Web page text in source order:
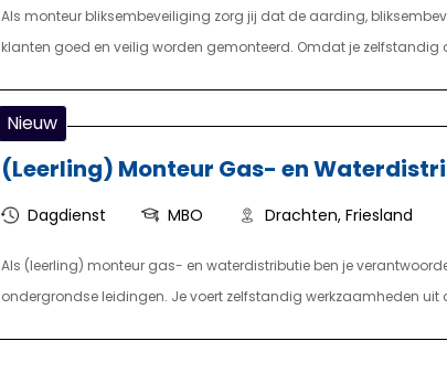
Als monteur bliksembeveiliging zorg jij dat de aarding,
klanten goed en veilig worden gemonteerd. Omdat je
of uitgestrekte bedrijfshallen. Bij particulieren en bedrijven. Als
uitdagend en afwisselend.
Nieuw
(Leerling) Monteur Gas- en
Dagdienst MBO Drachten, Friesland
Als (leerling) monteur gas- en waterdistributie ben je
ondergrondse leidingen. Je voert zelfstandig werkzaamheden